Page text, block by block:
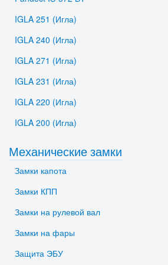
IGLA 251 (Игла)
IGLA 240 (Игла)
IGLA 271 (Игла)
IGLA 231 (Игла)
IGLA 220 (Игла)
IGLA 200 (Игла)
Механические замки
Замки капота
Замки КПП
Замки на рулевой вал
Замки на фары
Защита ЭБУ